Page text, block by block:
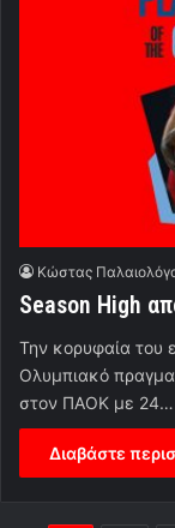
Κώστας
Season High
Την κορυφαία του
Ολυμπιακό
στον ΠΑΟΚ με 24…
Διαβάστε